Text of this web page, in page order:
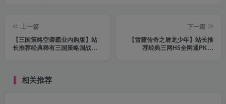
上一篇
【三国策略空袭霸业内购版】站
长推荐经典稀有三国策略国战手
下一篇
【雷霆传奇之屠龙少年】站长推
荐经典三网H5全网通PK手
相关推荐